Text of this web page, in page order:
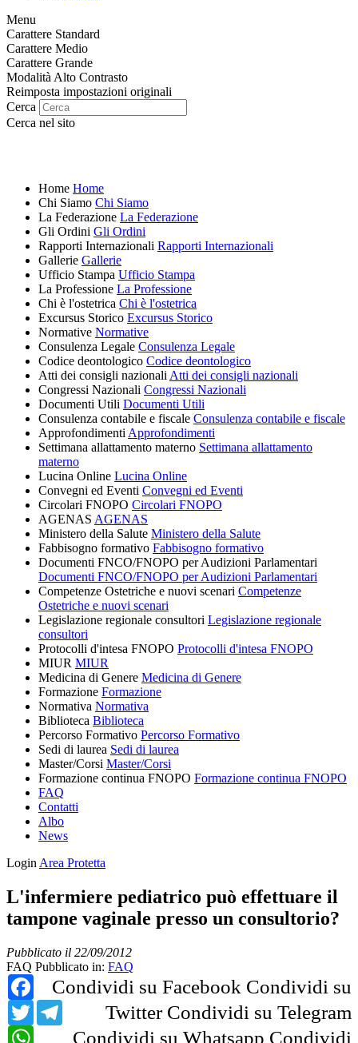
Menu
Carattere Standard
Carattere Medio
Carattere Grande
Modalità Alto Contrasto
Reimposta impostazioni originali
Cerca
Cerca nel sito
Home Home
Chi Siamo Chi Siamo
La Federazione La Federazione
Gli Ordini Gli Ordini
Rapporti Internazionali Rapporti Internazionali
Gallerie Gallerie
Ufficio Stampa Ufficio Stampa
La Professione La Professione
Chi è l'ostetrica Chi è l'ostetrica
Excursus Storico Excursus Storico
Normative Normative
Consulenza Legale Consulenza Legale
Codice deontologico Codice deontologico
Atti dei consigli nazionali Atti dei consigli nazionali
Congressi Nazionali Congressi Nazionali
Documenti Utili Documenti Utili
Consulenza contabile e fiscale Consulenza contabile e fiscale
Approfondimenti Approfondimenti
Settimana allattamento materno Settimana allattamento
materno
Lucina Online Lucina Online
Convegni ed Eventi Convegni ed Eventi
Circolari FNOPO Circolari FNOPO
AGENAS AGENAS
Ministero della Salute Ministero della Salute
Fabbisogno formativo Fabbisogno formativo
Documenti FNCO/FNOPO per Audizioni Parlamentari
Documenti FNCO/FNOPO per Audizioni Parlamentari
Competenze Ostetriche e nuovi scenari Competenze
Ostetriche e nuovi scenari
Legislazione regionale consultori Legislazione regionale
consultori
Protocolli d'intesa FNOPO Protocolli d'intesa FNOPO
MIUR MIUR
Medicina di Genere Medicina di Genere
Formazione Formazione
Normativa Normativa
Biblioteca Biblioteca
Percorso Formativo Percorso Formativo
Sedi di laurea Sedi di laurea
Master/Corsi Master/Corsi
Formazione continua FNOPO Formazione continua FNOPO
FAQ
Contatti
Albo
News
Login Area Protetta
L'infermiere pediatrico può effettuare il
tampone vaginale presso un consultorio?
Pubblicato il 22/09/2012
FAQ Pubblicato in: FAQ
Condividi su Facebook
Facebook
Condividi su
Twitter
Twitter Condividi su Telegram
Telegram
Condividi su Whatsapp
WhatsApp Condividi